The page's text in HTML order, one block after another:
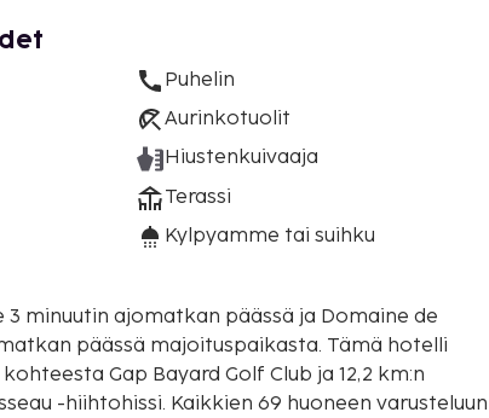
Puhelin
Aurinkotuolit
Hiustenkuivaaja
Terassi
Kylpyamme tai suihku
3 minuutin ajomatkan päässä ja Domaine de
päässä majoituspaikasta. Tämä hotelli
Gap Bayard Golf Club ja 12,2 km:n
-hiihtohissi. Kaikkien 69 huoneen varusteluun